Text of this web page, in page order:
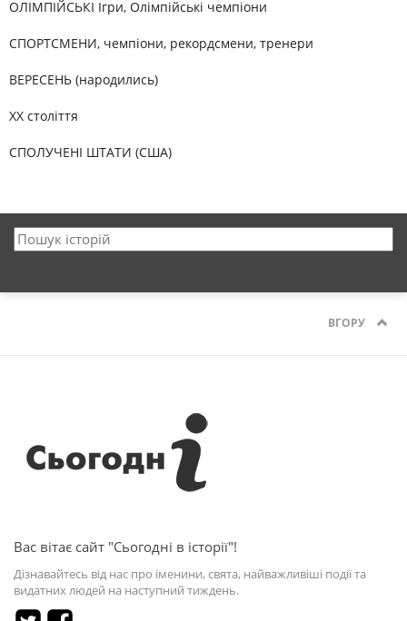
ОЛІМПІЙСЬКІ Ігри, Олімпійські чемпіони
СПОРТСМЕНИ, чемпіони, рекордсмени, тренери
ВЕРЕСЕНЬ (народились)
XX століття
СПОЛУЧЕНІ ШТАТИ (США)
ВГОРУ
Вас вітає сайт "Сьогодні в історії"!
Дізнавайтесь від нас про іменини, свята, найважливіші події та
видатних людей на наступний тиждень.